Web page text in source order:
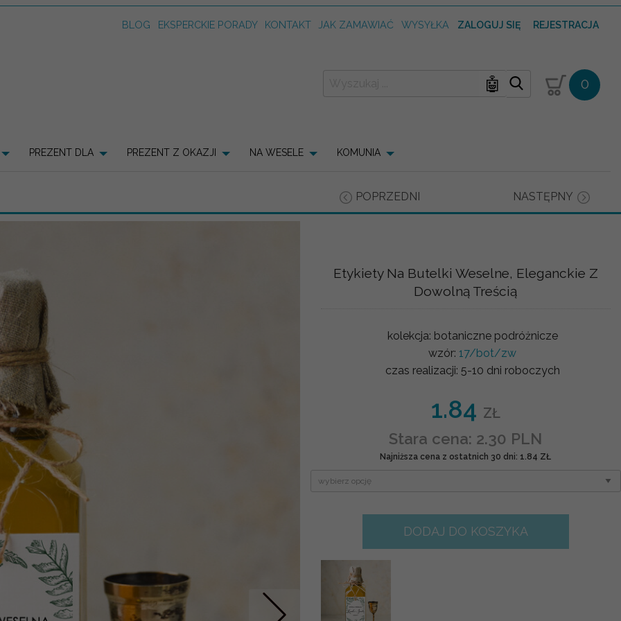
BLOG EKSPERCKIE PORADY KONTAKT JAK ZAMAWIAĆ WYSYŁKA ZALOGUJ SIĘ REJESTRACJA
🤖 0
PREZENT DLA PREZENT Z OKAZJI NA WESELE KOMUNIA
POPRZEDNI NASTĘPNY
Nastepne
Etykiety Na Butelki Weselne, Eleganckie Z
Dowolną Treścią
kolekcja: botaniczne podróżnicze
wzór:17/bot/zw
czas realizacji: 5-10 dni roboczych
1.84 ZŁ
Stara cena: 2.30 PLN
Najniższa cena z ostatnich 30 dni: 1.84 ZŁ
DODAJ DO KOSZYKA